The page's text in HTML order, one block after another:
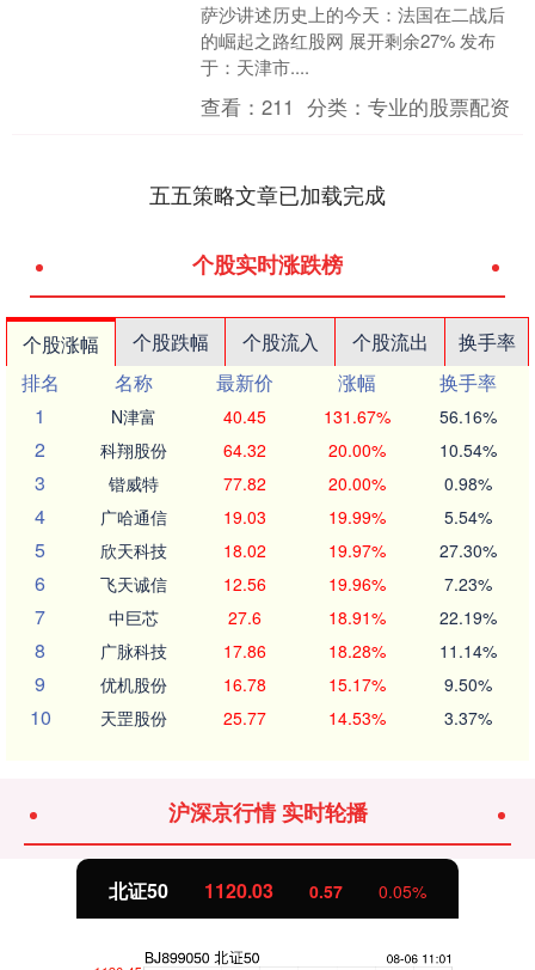
萨沙讲述历史上的今天：法国在二战后
的崛起之路红股网 展开剩余27% 发布
于：天津市....
查看：211 分类：专业的股票配资
五五策略文章已加载完成
个股实时涨跌榜
个股涨幅 个股跌幅 个股流入 个股流出
换手率
排名
名称 最新价 涨幅
换手率
1
N津富 40.45 131.67% 56.16%
2 科翔股份 64.32 20.00% 10.54%
3 锴威特 77.82 20.00% 0.98%
4 广哈通信 19.03 19.99% 5.54%
5 欣天科技 18.02 19.97% 27.30%
6 飞天诚信 12.56 19.96% 7.23%
7 中巨芯 27.6 18.91% 22.19%
8 广脉科技 17.86 18.28% 11.14%
9 优机股份 16.78 15.17% 9.50%
10 天罡股份 25.77 14.53% 3.37%
沪深京行情 实时轮播
北证50 1120.03 0.57 0.05%